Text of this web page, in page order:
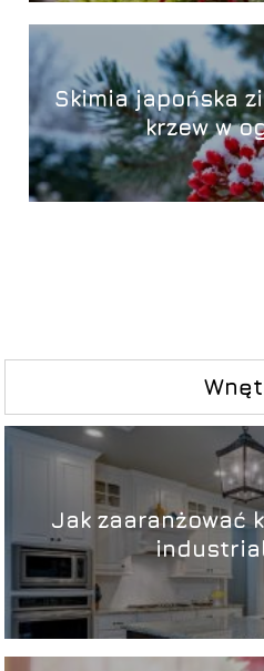
Skimia japońska
krzew w
Jak zaaranżować